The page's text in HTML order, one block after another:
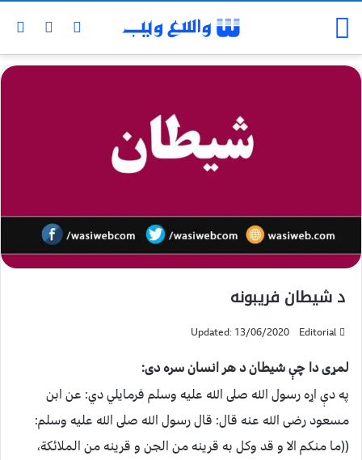
د شيطان فريبونه
Editorial
Updated: 13/06/2020
لمړى دا چې شيطان د هر انسان سره دى:
په دې اړه رسول الله صلى الله عليه وسلم فرمايلي دي: عن ابن
مسعود رضى الله عنه قال: قال رسول الله صلى الله عليه وسلم:
((ما منکم الا و قد وکل به قرينه من الجن و قرينه من الملائکة،